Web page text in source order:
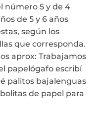
número 5 y de 4
de 5 y 6 años
según los
que corresponda.
aprox: Trabajamos
papelógafo escribí
palitos bajalenguas
de papel para